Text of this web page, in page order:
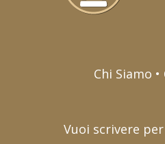
Chi Siamo
Vuoi scrivere